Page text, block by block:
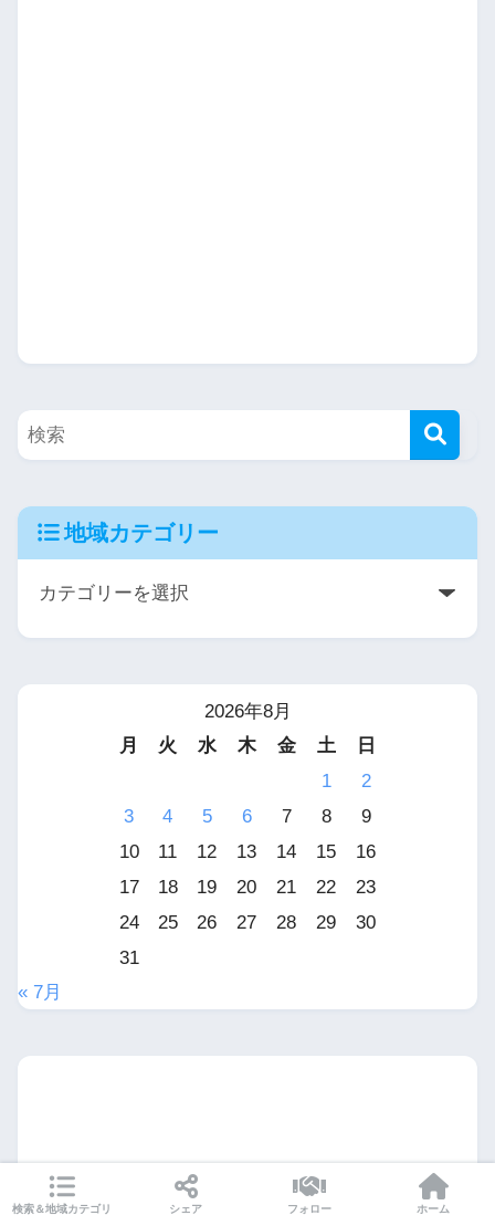
地域カテゴリー
2026年8月
月
火 水 木 金 土
日
1
2
3
4 5 6 7 8
9
10
11 12 13 14 15
16
17
18 19 20 21 22
23
24
25 26 27 28 29
30
31
« 7月
検索＆地域カテゴリ シェア フォロー ホーム